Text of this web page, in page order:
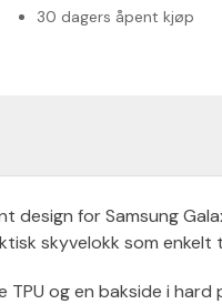
30 dagers åpent kjøp
design for Samsung
skyvelokk som enkelt
og en bakside i